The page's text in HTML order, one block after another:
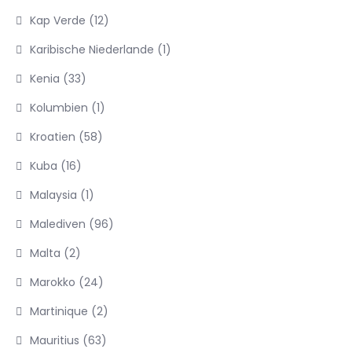
Kap Verde (12)
Karibische Niederlande (1)
Kenia (33)
Kolumbien (1)
Kroatien (58)
Kuba (16)
Malaysia (1)
Malediven (96)
Malta (2)
Marokko (24)
Martinique (2)
Mauritius (63)